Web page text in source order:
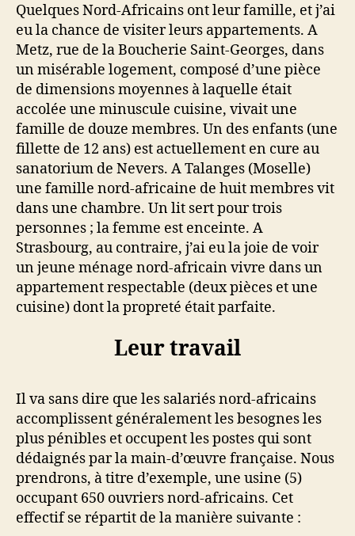
Quelques Nord-Africains ont leur famille, et j’ai
eu la chance de visiter leurs appartements. A
Metz, rue de la Boucherie Saint-Georges, dans
un misérable logement, composé d’une pièce
de dimensions moyennes à laquelle était
accolée une minuscule cuisine, vivait une
famille de douze membres. Un des enfants (une
fillette de 12 ans) est actuellement en cure au
sanatorium de Nevers. A Talanges (Moselle)
une famille nord-africaine de huit membres vit
dans une chambre. Un lit sert pour trois
personnes ; la femme est enceinte. A
Strasbourg, au contraire, j’ai eu la joie de voir
un jeune ménage nord-africain vivre dans un
appartement respectable (deux pièces et une
cuisine) dont la propreté était parfaite.
Leur travail
Il va sans dire que les salariés nord-africains
accomplissent généralement les besognes les
plus pénibles et occupent les postes qui sont
dédaignés par la main-d’œuvre française. Nous
prendrons, à titre d’exemple, une usine (5)
occupant 650 ouvriers nord-africains. Cet
effectif se répartit de la manière suivante :